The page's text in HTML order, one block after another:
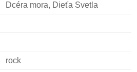
Dcéra mora, Dieťa Svetla
rock